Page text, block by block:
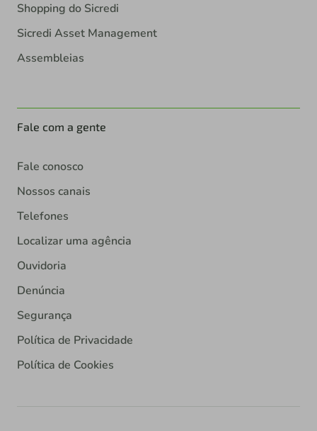
Shopping do Sicredi
Sicredi Asset Management
Assembleias
Fale com a gente
Fale conosco
Nossos canais
Telefones
Localizar uma agência
Ouvidoria
Denúncia
Segurança
Política de Privacidade
Política de Cookies